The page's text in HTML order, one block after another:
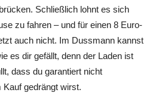
Schließlich lohnt es sich
zu fahren – und für einen 8 Euro-
auch nicht. Im Dussmann kannst
es dir gefällt, denn der Laden ist
dass du garantiert nicht
gedrängt wirst.